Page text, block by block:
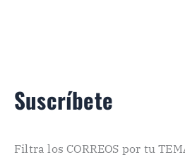
Suscríbete
Filtra los CORREOS por tu